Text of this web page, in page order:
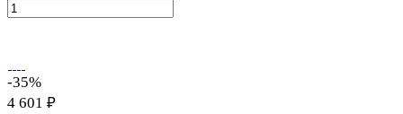
-35%
4 601 ₽